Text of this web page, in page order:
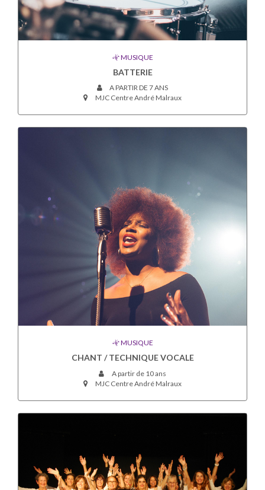
MUSIQUE
BATTERIE
A PARTIR DE 7 ANS
MJC Centre André Malraux
MUSIQUE
CHANT / TECHNIQUE VOCALE
A partir de 10 ans
MJC Centre André Malraux